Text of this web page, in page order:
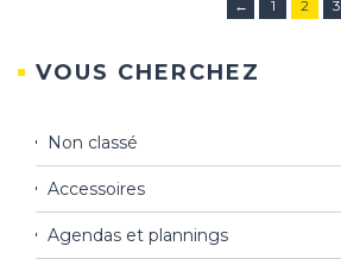
← 1 2 3
VOUS CHERCHEZ
Non classé
Accessoires
Agendas et plannings